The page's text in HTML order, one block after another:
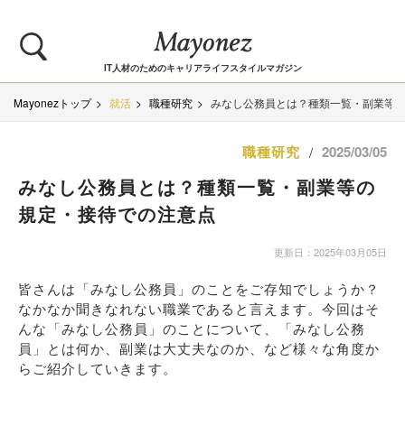
IT人材のためのキャリアライフスタイルマガジン
Mayonezトップ 就活 職種研究 みなし公務員とは？種類一覧・副業等
職種研究 / 2025/03/05
みなし公務員とは？種類一覧・副業等の
規定・接待での注意点
更新日：2025年03月05日
皆さんは「みなし公務員」のことをご存知でしょうか？
なかなか聞きなれない職業であると言えます。今回はそ
んな「みなし公務員」のことについて、「みなし公務
員」とは何か、副業は大丈夫なのか、など様々な角度か
らご紹介していきます。